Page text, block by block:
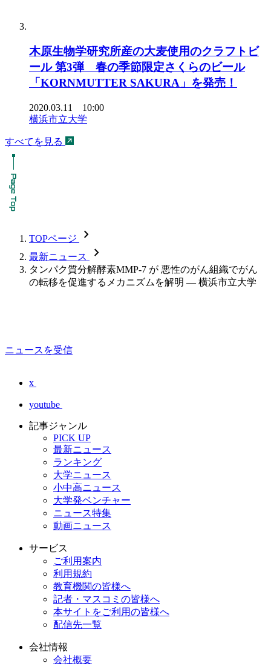
木原生物学研究所産の大麦使用のクラフトビ
ール 第3弾 春の季節限定さくらのビール
「KORNMUTTER SAKURA」を発売！
2020.03.11 10:00
横浜市立大学
すべてを見る
TOPページ chevron_forward
最新ニュース chevron_forward
タンパク質分解酵素MMP-7 が 悪性のがん組織でがん
の転移を促進するメカニズムを解明 — 横浜市立大学
ニュースを受信
x
youtube
記事ジャンル
PICK UP
最新ニュース
ランキング
大学ニュース
小中高ニュース
大学発ベンチャー
ニュース特集
動画ニュース
サービス
ご利用案内
利用規約
教育機関の皆様へ
記者・マスコミの皆様へ
本サイトをご利用の皆様へ
配信先一覧
会社情報
会社概要